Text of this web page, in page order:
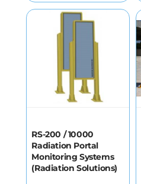
RS-200 / 10000
Radiation Portal
Monitoring Systems
(Radiation Solutions)